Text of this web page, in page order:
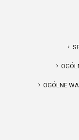
OGÓLNE